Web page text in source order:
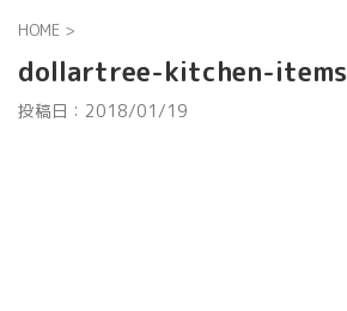
HOME >
dollartree-kitchen-items
投稿日： 2018/01/19